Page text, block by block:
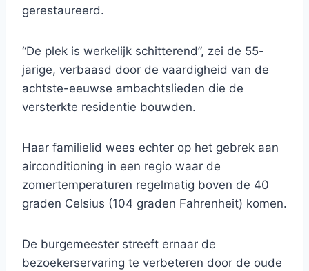
gerestaureerd.
“De plek is werkelijk schitterend”, zei de 55-
jarige, verbaasd door de vaardigheid van de
achtste-eeuwse ambachtslieden die de
versterkte residentie bouwden.
Haar familielid wees echter op het gebrek aan
airconditioning in een regio waar de
zomertemperaturen regelmatig boven de 40
graden Celsius (104 graden Fahrenheit) komen.
De burgemeester streeft ernaar de
bezoekerservaring te verbeteren door de oude